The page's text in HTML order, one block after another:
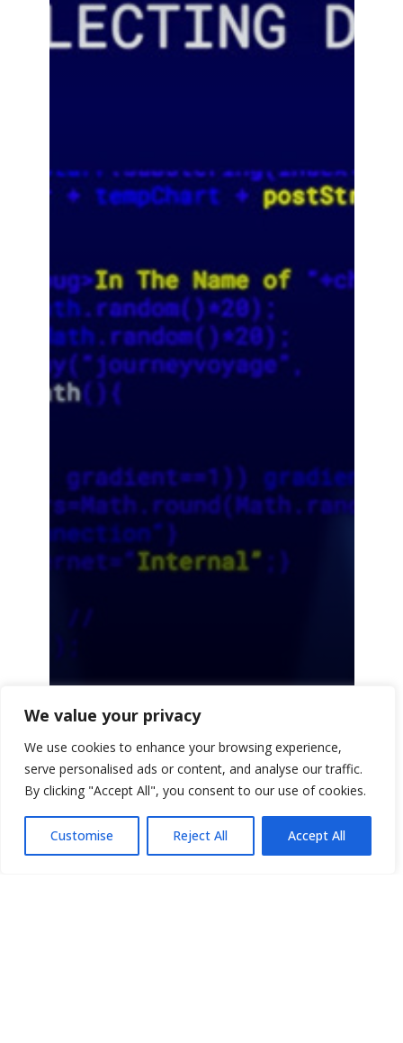
We value your privacy
We use cookies to enhance your browsing experience,
serve personalised ads or content, and analyse our traffic.
By clicking "Accept All", you consent to our use of cookies.
Customise Reject All Accept All